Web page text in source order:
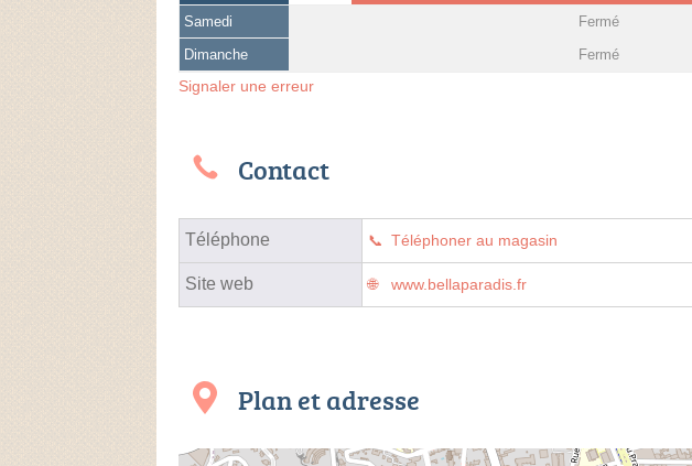
Samedi Fermé
Dimanche Fermé
Signaler une erreur
Contact
Téléphone Téléphoner au magasin
Site web www.bellaparadis.fr
Plan et adresse